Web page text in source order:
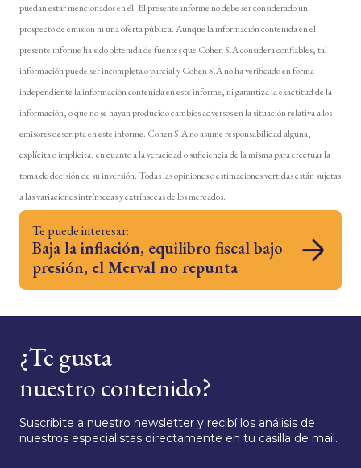
puedan estar mencionados en él. El presente informe no debe ser considerado un
prospecto de emisión ni una oferta pública. Aunque la información contenida en el
presente informe ha sido obtenida de fuentes que Cohen S.A considera confiables, tal
información puede ser incompleta o parcial y Cohen S.A no ha verificado en forma
independiente la información contenida en este informe, ni garantiza la exactitud de la
información, o que no se hayan producido cambios adversos en la situación relativa a los
emisores descripta en este informe. Cohen S.A no asume responsabilidad alguna,
explícita o implícita, en cuanto a la veracidad o suficiencia de la misma para efectuar la
toma de decisión de su inversión. Todas las opiniones o estimaciones vertidas están sujetas
a las variaciones intrínsecas y extrínsecas de los mercados.
Te puede interesar:
Baja la inflación, equilibro fiscal bajo
presión, el Merval no repunta
¿Te gusta
nuestro contenido?
Suscribite a nuestro newsletter y recibí los análisis de
nuestros especialistas directamente en tu casilla de mail.